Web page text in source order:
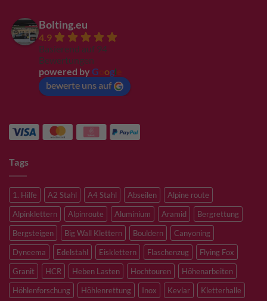
Bolting.eu
4.9
Basierend auf 94
Bewertungen
powered by G ogl
bewerte uns auf
Tags
1. Hilfe A2 Stahl A4 Stahl Abseilen
Alpine route
Alpinklettern
Alpinroute Aluminium Aramid
Bergrettung
Bergsteigen
Big Wall Klettern Bouldern
Canyoning
Dyneema
Edelstahl Eisklettern Flaschenzug
Flying Fox
Granit
HCR Heben Lasten Hochtouren
Höhenarbeiten
Höhlenforschung
Höhlenrettung Inox Kevlar
Kletterhalle